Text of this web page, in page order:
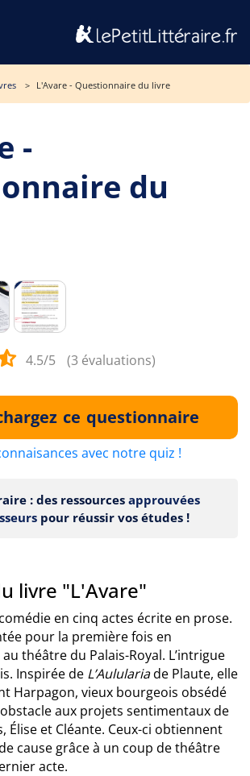
L'Avare - Questionnaire du livre
-
du
4.5/5 (3 évaluations)
ce questionnaire
avec notre quiz !
: des ressources approuvées
pour réussir vos études !
livre "L'Avare"
en cinq actes écrite en prose.
pour la première fois en
théâtre du Palais-Royal. L’intrigue
Inspirée de L’Aululariade Plaute, elle
Harpagon, vieux bourgeois obsédé
aux projets sentimentaux de
Élise et Cléante. Ceux-ci obtiennent
cause grâce à un coup de théâtre
acte.